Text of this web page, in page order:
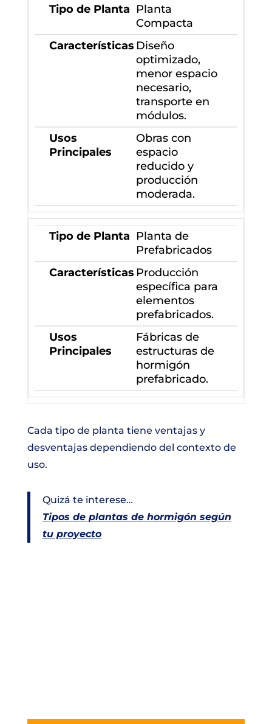
Planta
Compacta
Diseño
optimizado,
menor espacio
necesario,
transporte en
módulos.
Obras con
espacio
reducido y
producción
moderada.
Planta de
Prefabricados
Producción
específica para
elementos
prefabricados.
Fábricas de
estructuras de
hormigón
prefabricado.
Cada tipo de planta tiene ventajas y
desventajas dependiendo del contexto de
uso.
Quizá te interese…
Tipos de plantas de hormigón según
tu proyecto